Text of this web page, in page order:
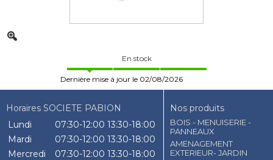
En stock
Dernière mise à jour le 02/08/2026
Horaires SOCIETE PABION
Lundi
07:30-12:00 13:30-18:00
Mardi
07:30-12:00 13:30-18:00
Mercredi
07:30-12:00 13:30-18:00
Nos produits
BOIS - MENUISERIE -
PANNEAUX
AMENAGEMENT
EXTERIEUR- JARDIN